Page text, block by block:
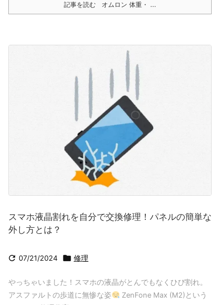
記事を読む オムロン 体重・ ...
スマホ液晶割れを自分で交換修理！パネルの簡単な
外し方とは？
 07/21/2024  修理
やっちゃいました！スマホの液晶がとんでもなくひび割れ。
アスファルトの歩道に無惨な姿
ZenFone Max (M2)という